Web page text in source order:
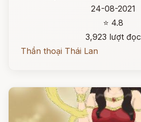
24-08-2021
⭐ 4.8
3,923 lượt đọc
Thần thoại Thái Lan